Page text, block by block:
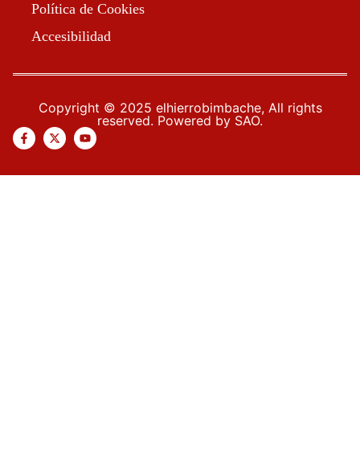
Política de Cookies
Accesibilidad
Copyright © 2025 elhierrobimbache, All rights
reserved. Powered by SAO.